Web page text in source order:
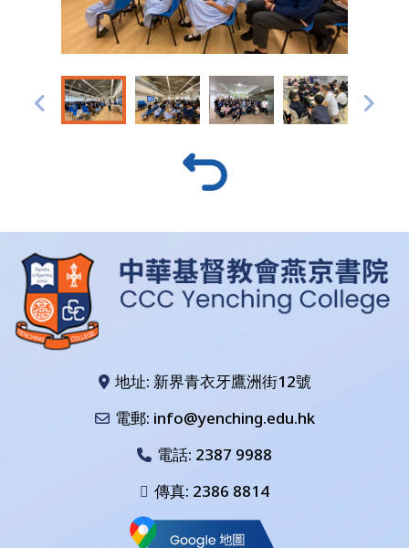
地址: 新界青衣牙鷹洲街12號
電郵: info@yenching.edu.hk
電話: 2387 9988
傳真: 2386 8814